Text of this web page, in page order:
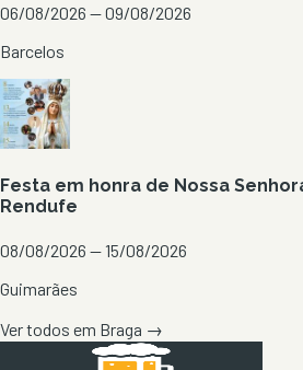
06/08/2026 — 09/08/2026
Barcelos
Festa em honra de Nossa
Rendufe
08/08/2026 — 15/08/2026
Guimarães
Ver todos em Braga →